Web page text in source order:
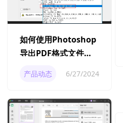
如何使用Photoshop
导出PDF格式文件？
的方法详解
产品动态 6/27/2024